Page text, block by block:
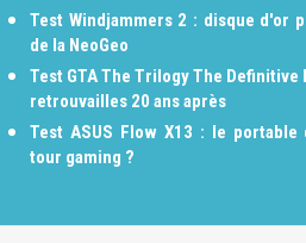
Test Windjammers 2 : disque d'or
de la NeoGeo
Test GTA The Trilogy The
retrouvailles 20 ans après
Test ASUS Flow X13 : le
tour gaming ?